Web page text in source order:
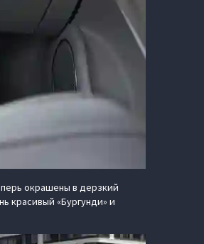
окрашены в дерзкий
красивый «Бургунди» и